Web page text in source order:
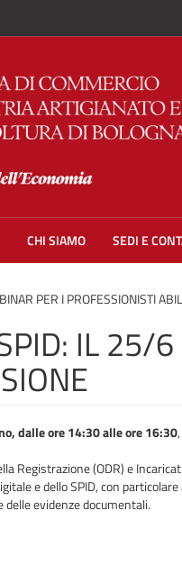
CHI SIAMO SEDI E
PER I PROFESSIONISTI
IL 25/
dalle ore 14:30 alle ore 16:30
Registrazione (ODR) e
e dello SPID, con
delle evidenze documentali.